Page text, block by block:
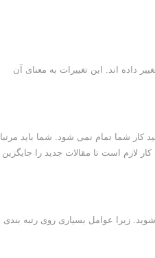
داده اند. این تغییرات به معنای آن
کار شما تمام نمی شود. شما باید مرتبا
کار لازم است تا مقالات جدید را جایگزین
زیرا عوامل بسیاری روی رتبه بندی